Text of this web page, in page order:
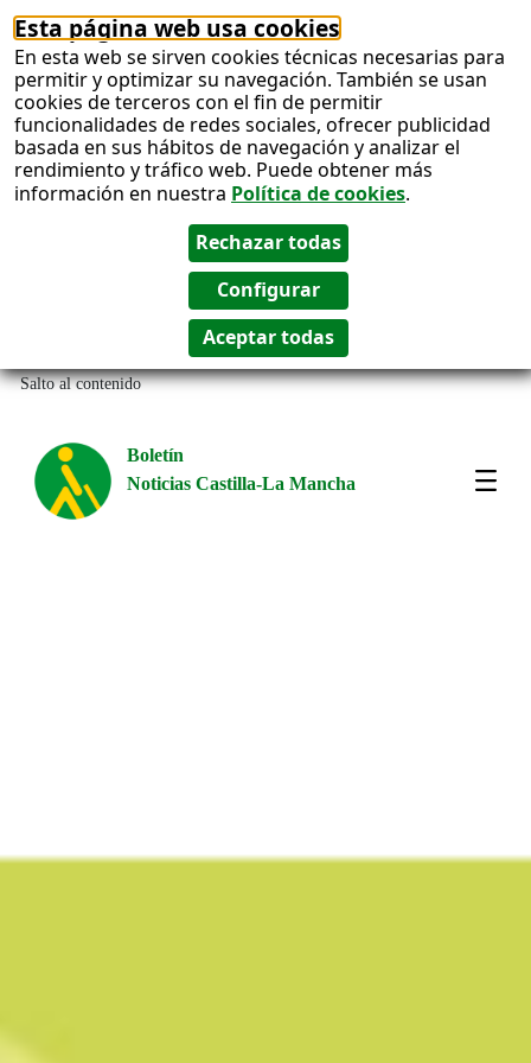
Esta página web usa cookies
En esta web se sirven cookies técnicas necesarias para
permitir y optimizar su navegación. También se usan
cookies de terceros con el fin de permitir
funcionalidades de redes sociales, ofrecer publicidad
basada en sus hábitos de navegación y analizar el
rendimiento y tráfico web. Puede obtener más
información en nuestra Política de cookies.
Salto al contenido
Boletín
Noticias Castilla-La Mancha